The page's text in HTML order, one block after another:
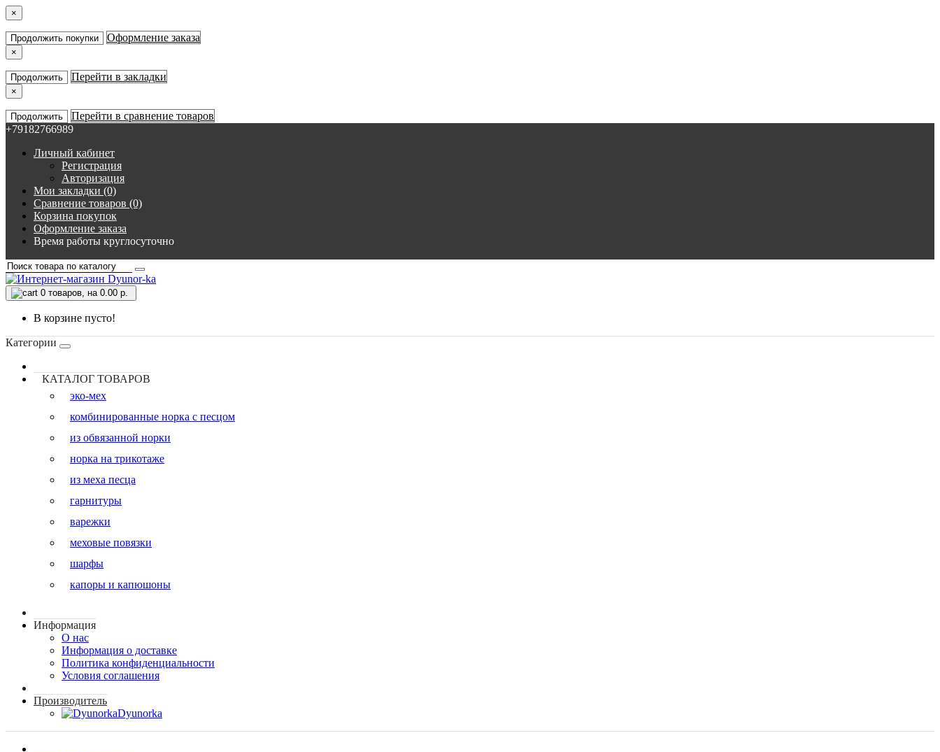
×
Продолжить покупки Оформление заказа
×
Продолжить Перейти в закладки
×
Продолжить
Перейти в сравнение товаров
+79182766989
Личный кабинет
Регистрация
Авторизация
Мои закладки (0)
Сравнение товаров (0)
Корзина покупок
Оформление заказа
Время работы круглосуточно
0 товаров, на 0.00 р.
В корзине пусто!
Категории
КАТАЛОГ ТОВАРОВ
эко-мех
комбинированные норка с песцом
из обвязанной норки
норка на трикотаже
из меха песца
гарнитуры
варежки
меховые повязки
шарфы
капоры и капюшоны
Информация
О нас
Информация о доставке
Политика конфиденциальности
Условия соглашения
Производитель
Dyunorka